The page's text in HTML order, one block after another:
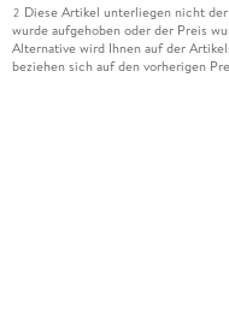
2 Diese Artikel unterliegen nicht
wurde aufgehoben oder der Preis
Alternative wird Ihnen auf der
beziehen sich auf den vorherigen